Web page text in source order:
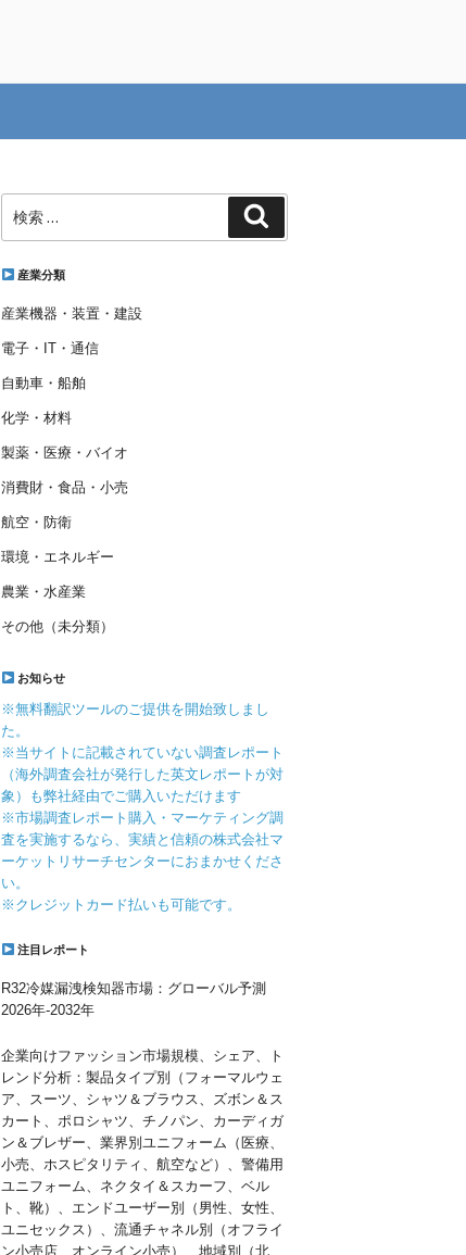
索:
産業分類
産業機器・装置・建設
電子・IT・通信
自動車・船舶
化学・材料
製薬・医療・バイオ
消費財・食品・小売
航空・防衛
環境・エネルギー
農業・水産業
その他（未分類）
お知らせ
※無料翻訳ツールのご提供を開始致しまし
た。
※当サイトに記載されていない調査レポート
（海外調査会社が発行した英文レポートが対
象）も弊社経由でご購入いただけます
※市場調査レポート購入・マーケティング調
査を実施するなら、実績と信頼の株式会社マ
ーケットリサーチセンターにおまかせくださ
い。
※クレジットカード払いも可能です。
注目レポート
R32冷媒漏洩検知器市場：グローバル予測
2026年-2032年
企業向けファッション市場規模、シェア、ト
レンド分析：製品タイプ別（フォーマルウェ
ア、スーツ、シャツ＆ブラウス、ズボン＆ス
カート、ポロシャツ、チノパン、カーディガ
ン＆ブレザー、業界別ユニフォーム（医療、
小売、ホスピタリティ、航空など）、警備用
ユニフォーム、ネクタイ＆スカーフ、ベル
ト、靴）、エンドユーザー別（男性、女性、
ユニセックス）、流通チャネル別（オフライ
ン小売店、オンライン小売）、地域別（北